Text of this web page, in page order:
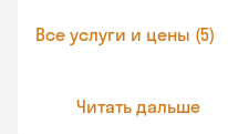
Все услуги и цены (5)
Читать дальше